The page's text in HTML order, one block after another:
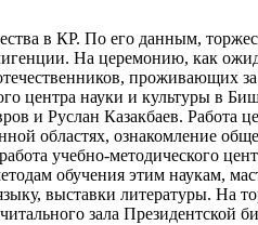
в КР. По его данным,
На церемонию, как
проживающих
центра науки и культуры в
и Руслан Казакбаев. Работа
областях, ознакомление
учебно-методического
обучения этим наукам,
выставки литературы. На
зала Президентской